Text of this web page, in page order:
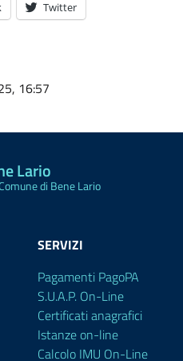
Twitter
16:57
Lario
di Bene Lario
SERVIZI
Pagamenti PagoPA
S.U.A.P. On-Line
Certificati anagrafici
Istanze on-line
Calcolo IMU On-Line